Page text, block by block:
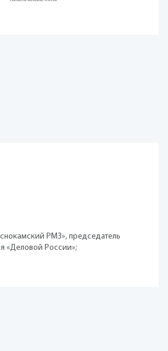
РМЗ», председатель
«Деловой России»;